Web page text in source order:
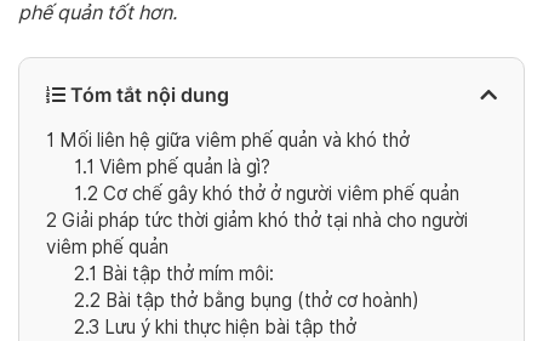
phế quản tốt hơn.
Tóm tắt nội dung
1 Mối liên hệ giữa viêm phế quản và khó thở
1.1 Viêm phế quản là gì?
1.2 Cơ chế gây khó thở ở người viêm phế quản
2 Giải pháp tức thời giảm khó thở tại nhà cho người
viêm phế quản
2.1 Bài tập thở mím môi:
2.2 Bài tập thở bằng bụng (thở cơ hoành)
2.3 Lưu ý khi thực hiện bài tập thở